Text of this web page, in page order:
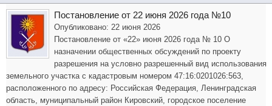
Постановление от 22 июня 2026 года №10
Опубликовано: 22 июня 2026
Постановление от «22» июня 2026 года № 10 О
назначении общественных обсуждений по проекту
разрешения на условно разрешенный вид использования
земельного участка с кадастровым номером 47:16:0201026:563,
расположенного по адресу: Российская Федерация, Ленинградская
область, муниципальный район Кировский, городское поселение